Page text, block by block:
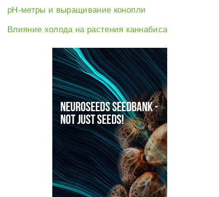
рН-метры и выращивание конопли
Влияние холода на растения каннабиса